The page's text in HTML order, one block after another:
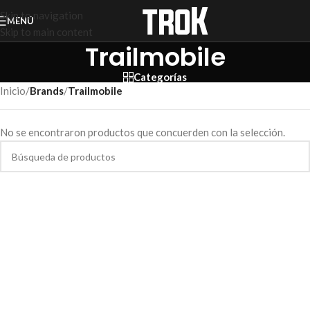
Skip to navigation
Skip to main content
MENÚ
Trailmobile
Categorías
Inicio/Brands/Trailmobile
No se encontraron productos que concuerden con la selección.